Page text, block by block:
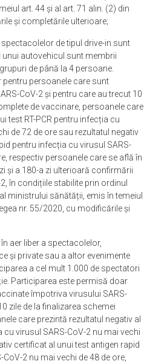
art. 44 și al art. 71 alin. (2) din
și completările ulterioare;
de tipul drive-in sunt
autovehicul sunt membrii
de până la 4 persoane.
persoanele care sunt
CoV-2 și pentru care au trecut 10
de vaccinare, persoanele care
test RT-PCR pentru infecția cu
de 72 de ore sau rezultatul negativ
pentru infecția cu virusul SARS-
respectiv persoanele care se află în
și a 180-a zi ulterioară confirmării
în condițiile stabilite prin ordinul
ministrului sănătății, emis în temeiul
nr. 55/2020, cu modificările și
aer liber a spectacolelor,
și private sau a altor evenimente
a cel mult 1.000 de spectatori
Participarea este permisă doar
împotriva virusului SARS-
zile de la finalizarea schemei
care prezintă rezultatul negativ al
cu virusul SARS-CoV-2 nu mai vechi
certificat al unui test antigen rapid
2 nu mai vechi de 48 de ore,